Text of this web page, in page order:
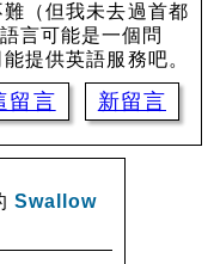
（但我未去過首都
言可能是一個問
提供英語服務吧。
留言 新留言
Swallow